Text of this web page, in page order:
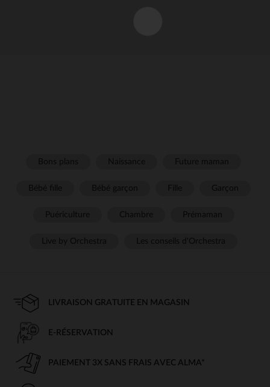
LIVRAISON GRATUITE EN MAGASIN
E-RÉSERVATION
PAIEMENT 3X SANS FRAIS AVEC ALMA*